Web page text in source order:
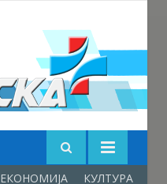
ЕКОНОМИЈА КУЛТУРА